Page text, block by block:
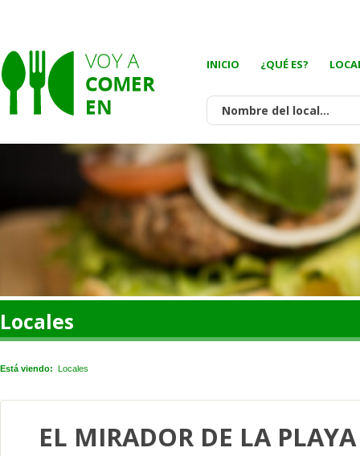
INICIO ¿QUÉ ES?
Locales
Está viendo: Locales
EL MIRADOR DE LA PLAYA